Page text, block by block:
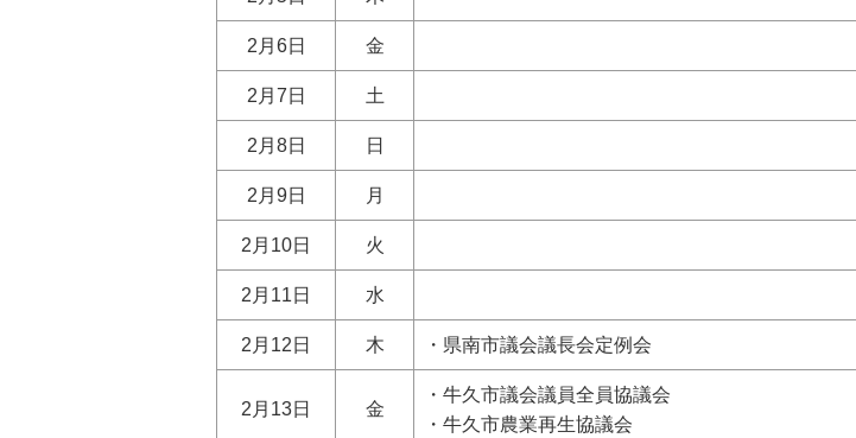
2月6日 金
2月7日 土
2月8日 日
2月9日 月
2月10日 火
2月11日 水
2月12日 木 ・県南市議会議長会定例会
2月13日 金
・牛久市議会議員全員協議会
・牛久市農業再生協議会